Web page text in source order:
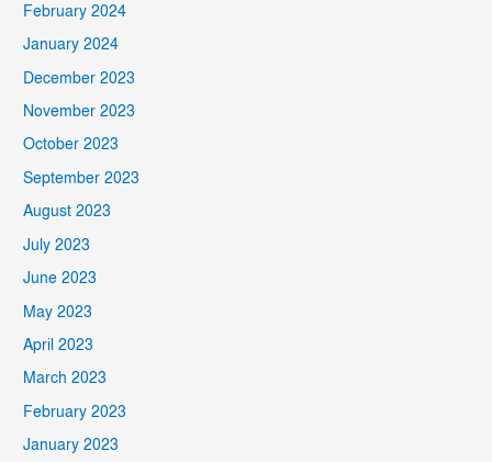
February 2024
January 2024
December 2023
November 2023
October 2023
September 2023
August 2023
July 2023
June 2023
May 2023
April 2023
March 2023
February 2023
January 2023